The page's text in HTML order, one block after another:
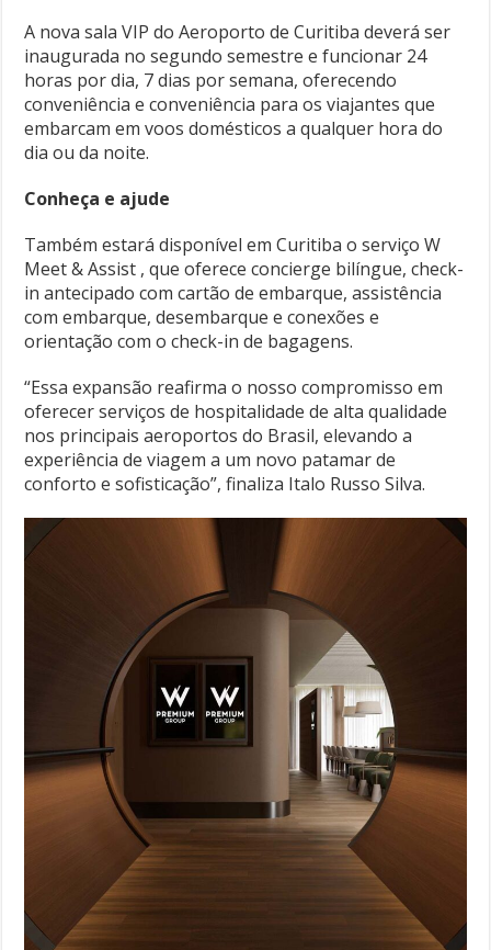
A nova sala VIP do Aeroporto de Curitiba deverá ser
inaugurada no segundo semestre e funcionar 24
horas por dia, 7 dias por semana, oferecendo
conveniência e conveniência para os viajantes que
embarcam em voos domésticos a qualquer hora do
dia ou da noite.
Conheça e ajude
Também estará disponível em Curitiba o serviço W
Meet & Assist , que oferece concierge bilíngue, check-
in antecipado com cartão de embarque, assistência
com embarque, desembarque e conexões e
orientação com o check-in de bagagens.
“Essa expansão reafirma o nosso compromisso em
oferecer serviços de hospitalidade de alta qualidade
nos principais aeroportos do Brasil, elevando a
experiência de viagem a um novo patamar de
conforto e sofisticação”, finaliza Italo Russo Silva.